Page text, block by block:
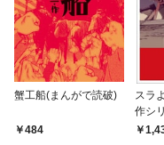
蟹工船(まんがで読破)
484
スラ
作シ